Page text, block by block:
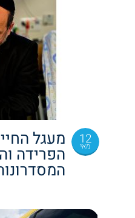
12
מאי מעגל
הפרידה